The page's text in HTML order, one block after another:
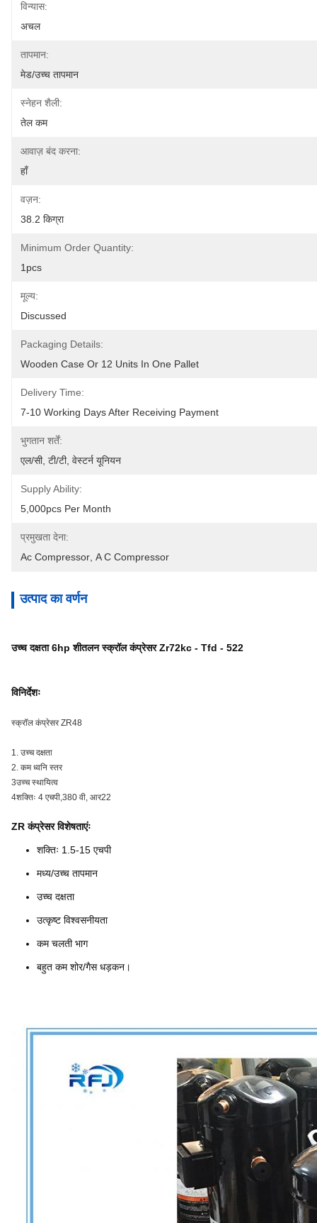
विन्यास:
अचल
तापमान:
मेड/उच्च तापमान
स्नेहन शैली:
तेल कम
आवाज़ बंद करना:
हाँ
वज़न:
38.2 किग्रा
Minimum Order Quantity:
1pcs
मूल्य:
Discussed
Packaging Details:
Wooden Case Or 12 Units In One Pallet
Delivery Time:
7-10 Working Days After Receiving Payment
भुगतान शर्तें:
एल/सी, टी/टी, वेस्टर्न यूनियन
Supply Ability:
5,000pcs Per Month
प्रमुखता देना:
Ac Compressor A C Compressor
उत्पाद का वर्णन
उच्च दक्षता 6hp शीतलन स्क्रॉल कंप्रेसर Zr72kc - Tfd - 522
विनिर्देशः
स्क्रॉल कंप्रेसर ZR48
1. उच्च दक्षता
2. कम ध्वनि स्तर
3उच्च स्थायित्व
4शक्तिः 4 एचपी,380 वी, आर22
ZR कंप्रेसर विशेषताएंः
शक्तिः 1.5-15 एचपी
मध्य/उच्च तापमान
उच्च दक्षता
उत्कृष्ट विश्वसनीयता
कम चलती भाग
बहुत कम शोर/गैस धड़कन।